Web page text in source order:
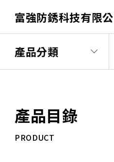
富強防銹科技有限
產品分類
產品目錄
PRODUCT